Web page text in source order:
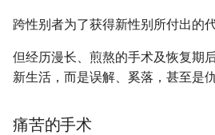
跨性别者为了获得新性别所付出的
但经历漫长、煎熬的手术及恢复期
新生活，而是误解、奚落，甚至是仇
痛苦的手术